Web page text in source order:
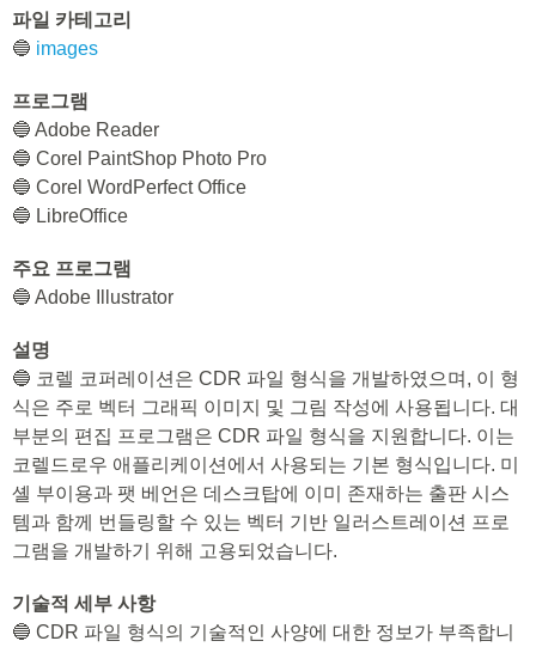
파일 카테고리
🔵 images
프로그램
🔵 Adobe Reader
🔵 Corel PaintShop Photo Pro
🔵 Corel WordPerfect Office
🔵 LibreOffice
주요 프로그램
🔵 Adobe Illustrator
설명
🔵 코렐 코퍼레이션은 CDR 파일 형식을 개발하였으며, 이 형
식은 주로 벡터 그래픽 이미지 및 그림 작성에 사용됩니다. 대
부분의 편집 프로그램은 CDR 파일 형식을 지원합니다. 이는
코렐드로우 애플리케이션에서 사용되는 기본 형식입니다. 미
셸 부이용과 팻 베언은 데스크탑에 이미 존재하는 출판 시스
템과 함께 번들링할 수 있는 벡터 기반 일러스트레이션 프로
그램을 개발하기 위해 고용되었습니다.
기술적 세부 사항
🔵 CDR 파일 형식의 기술적인 사양에 대한 정보가 부족합니